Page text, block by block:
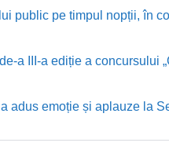
public pe timpul nopții, în
a III-a ediție a concursului
adus emoție și aplauze la